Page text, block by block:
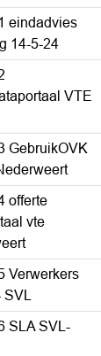
eindadvies
14-5-24
VTE
GebruikOVK
offerte
vte
Verwerkers
SLA SVL-